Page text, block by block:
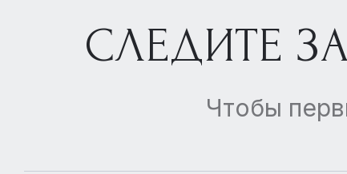
СЛЕДИТЕ
Чтобы